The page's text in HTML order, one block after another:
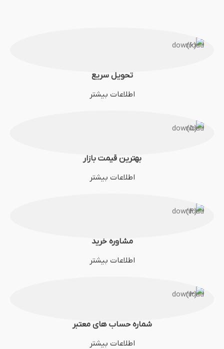
تحویل سریع
اطلاعات بیشتر
بهترین قیمت بازار
اطلاعات بیشتر
مشاوره خرید
اطلاعات بیشتر
شماره حساب های معتبر
اطلاعات بیشتر